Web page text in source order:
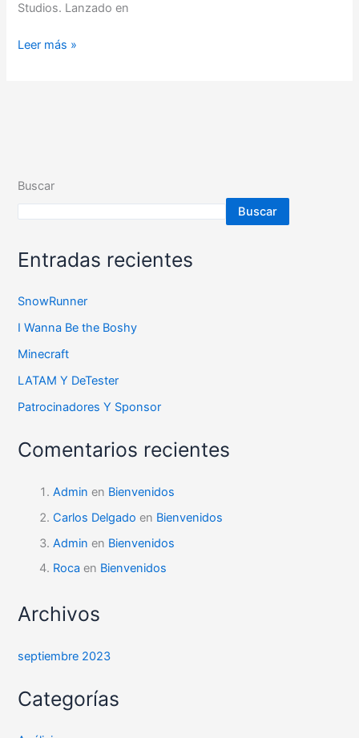
Studios. Lanzado en
Leer más »
Buscar
Buscar
Entradas recientes
SnowRunner
I Wanna Be the Boshy
Minecraft
LATAM Y DeTester
Patrocinadores Y Sponsor
Comentarios recientes
Admin en Bienvenidos
Carlos Delgado en Bienvenidos
Admin en Bienvenidos
Roca en Bienvenidos
Archivos
septiembre 2023
Categorías